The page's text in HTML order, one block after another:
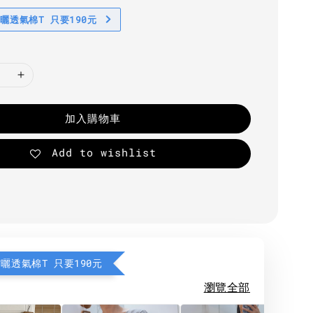
透氣棉T 只要190元
加入購物車
Add to wishlist
透氣棉T 只要190元
瀏覽全部